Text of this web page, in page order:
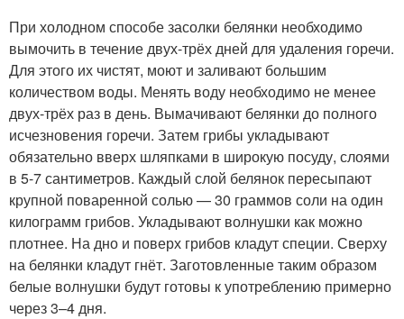
При холодном способе засолки белянки необходимо
вымочить в течение двух-трёх дней для удаления горечи.
Для этого их чистят, моют и заливают большим
количеством воды. Менять воду необходимо не менее
двух-трёх раз в день. Вымачивают белянки до полного
исчезновения горечи. Затем грибы укладывают
обязательно вверх шляпками в широкую посуду, слоями
в 5-7 сантиметров. Каждый слой белянок пересыпают
крупной поваренной солью — 30 граммов соли на один
килограмм грибов. Укладывают волнушки как можно
плотнее. На дно и поверх грибов кладут специи. Сверху
на белянки кладут гнёт. Заготовленные таким образом
белые волнушки будут готовы к употреблению примерно
через 3–4 дня.